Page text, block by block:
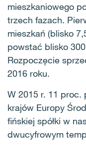
mieszkaniowego
trzech fazach.
mieszkań (blisko
powstać blisko
Rozpoczęcie
2016 roku.
W 2015 r. 11 proc.
krajów Europy
fińskiej spółki w
dwucyfrowym